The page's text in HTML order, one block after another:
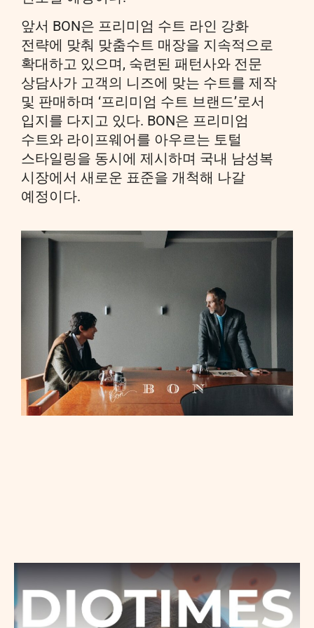
앞서 BON은 프리미엄 수트 라인 강화
전략에 맞춰 맞춤수트 매장을 지속적으로
확대하고 있으며, 숙련된 패턴사와 전문
상담사가 고객의 니즈에 맞는 수트를 제작
및 판매하며 ‘프리미엄 수트 브랜드’로서
입지를 다지고 있다. BON은 프리미엄
수트와 라이프웨어를 아우르는 토털
스타일링을 동시에 제시하며 국내 남성복
시장에서 새로운 표준을 개척해 나갈
예정이다.